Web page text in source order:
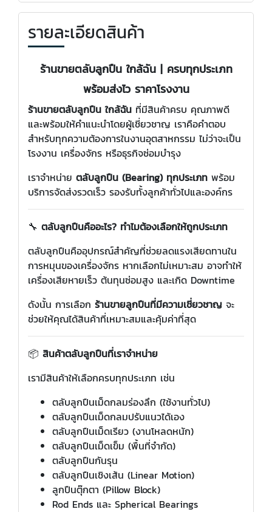
รายละเอียดสินค้า
ร้านขายตลับลูกปืน ใกล้ฉัน | ครบทุกประเภท
พร้อมส่งไว ราคาโรงงาน
ร้านขายตลับลูกปืน ใกล้ฉัน ที่มีสินค้าครบ คุณภาพดี
และพร้อมให้คำแนะนำโดยผู้เชี่ยวชาญ เราคือคำตอบ
สำหรับทุกความต้องการในงานอุตสาหกรรม ไม่ว่าจะเป็น
โรงงาน เครื่องจักร หรือธุรกิจซ่อมบำรุง
เราจำหน่าย ตลับลูกปืน (Bearing) ทุกประเภท พร้อม
บริการจัดส่งรวดเร็ว รองรับทั้งลูกค้าทั่วไปและองค์กร
🔧 ตลับลูกปืนคืออะไร? ทำไมต้องเลือกให้ถูกประเภท
ตลับลูกปืนคืออุปกรณ์สำคัญที่ช่วยลดแรงเสียดทานใน
การหมุนของเครื่องจักร หากเลือกไม่เหมาะสม อาจทำให้
เครื่องเสียหายเร็ว ต้นทุนซ่อมสูง และเกิด Downtime
ดังนั้น การเลือก ร้านขายลูกปืนที่มีความเชี่ยวชาญ จะ
ช่วยให้คุณได้สินค้าที่เหมาะสมและคุ้มค่าที่สุด
📦 สินค้าตลับลูกปืนที่เราจำหน่าย
เรามีสินค้าให้เลือกครบทุกประเภท เช่น
ตลับลูกปืนเม็ดกลมร่องลึก (ใช้งานทั่วไป)
ตลับลูกปืนเม็ดกลมปรับแนวได้เอง
ตลับลูกปืนเม็ดเรียว (งานโหลดหนัก)
ตลับลูกปืนเม็ดเข็ม (พื้นที่จำกัด)
ตลับลูกปืนกันรุน
ตลับลูกปืนเชิงเส้น (Linear Motion)
ลูกปืนตุ๊กตา (Pillow Block)
Rod Ends และ Spherical Bearings